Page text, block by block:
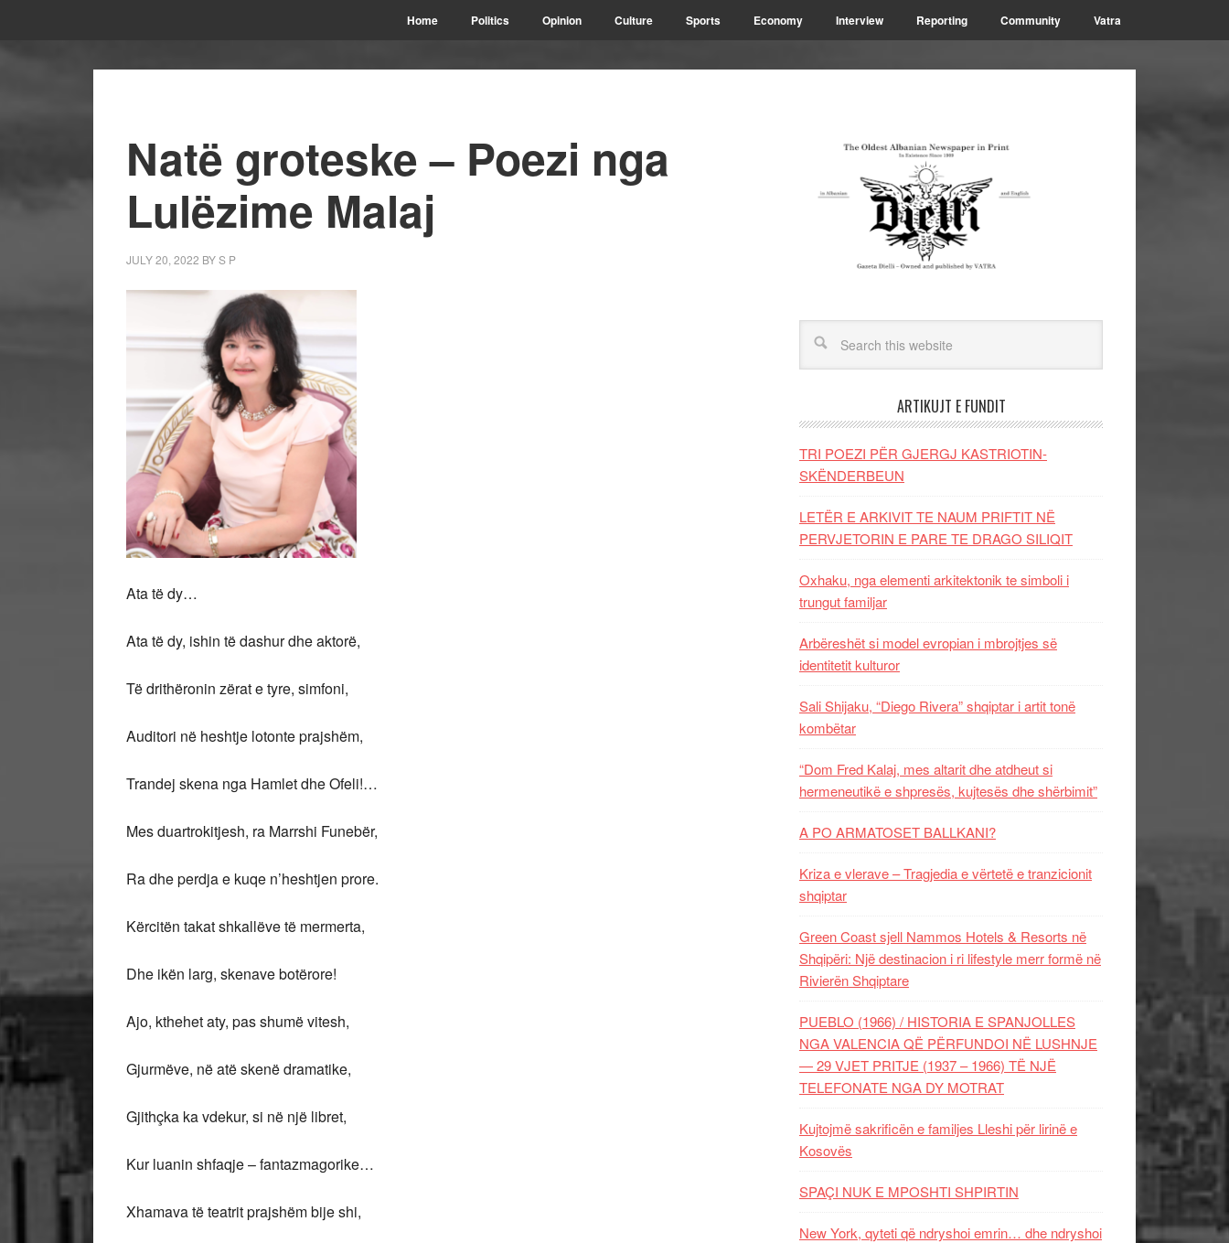
Home Politics Opinion Culture Sports Economy Interview Reporting Community Vatra
Natë groteske – Poezi nga
Lulëzime Malaj
JULY 20, 2022 BYS P
Ata të dy…
Ata të dy, ishin të dashur dhe aktorë,
Të drithëronin zërat e tyre, simfoni,
Auditori në heshtje lotonte prajshëm,
Trandej skena nga Hamlet dhe Ofeli!…
Mes duartrokitjesh, ra Marrshi Funebër,
Ra dhe perdja e kuqe n’heshtjen prore.
Kërcitën takat shkallëve të mermerta,
Dhe ikën larg, skenave botërore!
Ajo, kthehet aty, pas shumë vitesh,
Gjurmëve, në atë skenë dramatike,
Gjithçka ka vdekur, si në një libret,
Kur luanin shfaqje – fantazmagorike…
Xhamava të teatrit prajshëm bije shi,
ARTIKUJT E FUNDIT
TRI POEZI PËR GJERGJ KASTRIOTIN-
SKËNDERBEUN
LETËR E ARKIVIT TE NAUM PRIFTIT NË
PERVJETORIN E PARE TE DRAGO SILIQIT
Oxhaku, nga elementi arkitektonik te simboli i
trungut familjar
Arbëreshët si model evropian i mbrojtjes së
identitetit kulturor
Sali Shijaku, “Diego Rivera” shqiptar i artit tonë
kombëtar
“Dom Fred Kalaj, mes altarit dhe atdheut si
hermeneutikë e shpresës, kujtesës dhe shërbimit”
A PO ARMATOSET BALLKANI?
Kriza e vlerave – Tragjedia e vërtetë e tranzicionit
shqiptar
Green Coast sjell Nammos Hotels & Resorts në
Shqipëri: Një destinacion i ri lifestyle merr formë në
Rivierën Shqiptare
PUEBLO (1966) / HISTORIA E SPANJOLLES
NGA VALENCIA QË PËRFUNDOI NË LUSHNJE
— 29 VJET PRITJE (1937 – 1966) TË NJË
TELEFONATE NGA DY MOTRAT
Kujtojmë sakrificën e familjes Lleshi për lirinë e
Kosovës
SPAÇI NUK E MPOSHTI SHPIRTIN
New York, qyteti që ndryshoi emrin… dhe ndryshoi